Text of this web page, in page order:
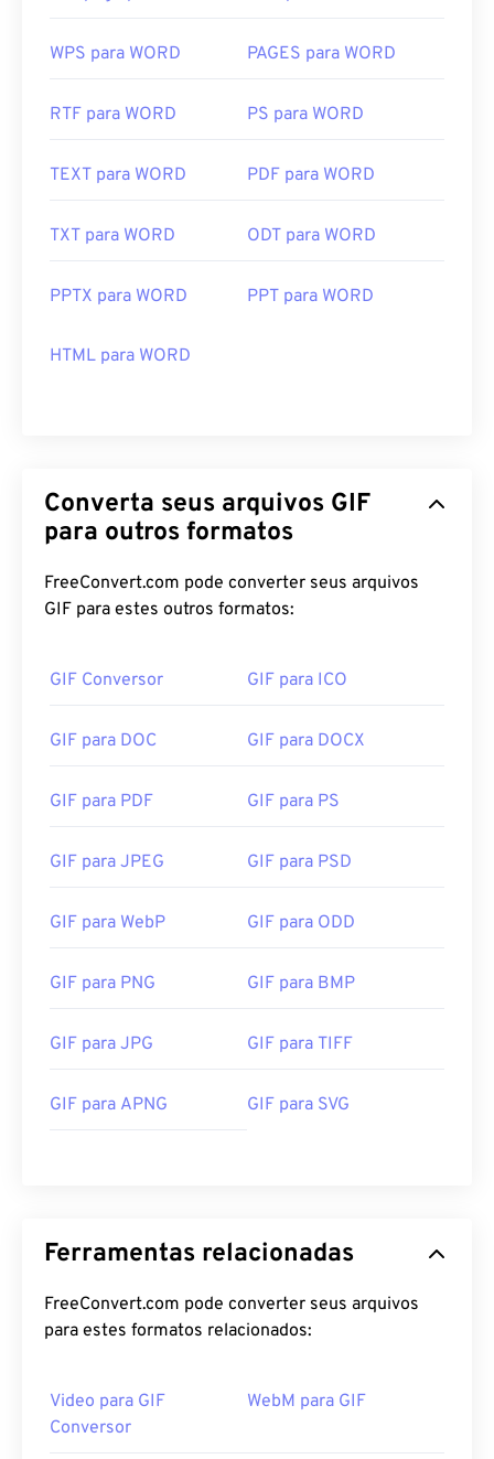
Elements
, Roxio Creator NXT Pro
e outros. No
macOS, use visualizadores e editores de imagens
Desenvolvido por:
CompuServe, Inc.
Links úteis: https://en.wikipedia.org/wiki/GIF
WPS para WORD PAGES para WORD
RTF para WORD PS para WORD
TEXT para WORD PDF para WORD
TXT para WORD ODT para WORD
PPTX para WORD PPT para WORD
HTML para WORD
Converta seus arquivos GIF
para outros formatos
FreeConvert.com pode converter seus arquivos
GIF para estes outros formatos:
GIF Conversor GIF para ICO
GIF para DOC GIF para DOCX
GIF para PDF GIF para PS
GIF para JPEG GIF para PSD
GIF para WebP GIF para ODD
GIF para PNG GIF para BMP
GIF para JPG GIF para TIFF
GIF para APNG GIF para SVG
Ferramentas relacionadas
FreeConvert.com pode converter seus arquivos
para estes formatos relacionados:
Video para GIF
Conversor
WebM para GIF